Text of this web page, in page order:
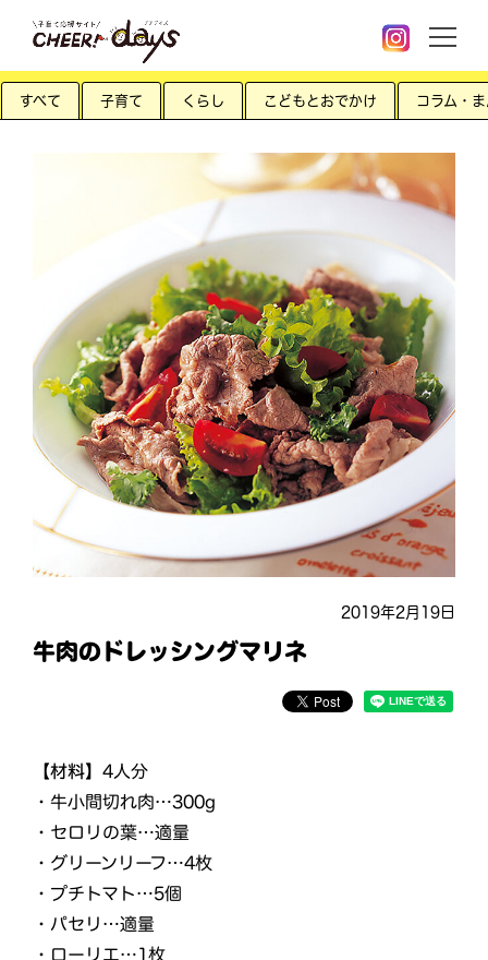
すべて 子育て くらし こどもとおでかけ コラム・
2019年2月19日
牛肉のドレッシングマリネ
【材料】4人分
・牛小間切れ肉…300g
・セロリの葉…適量
・グリーンリーフ…4枚
・プチトマト…5個
・パセリ…適量
・ローリエ…1枚